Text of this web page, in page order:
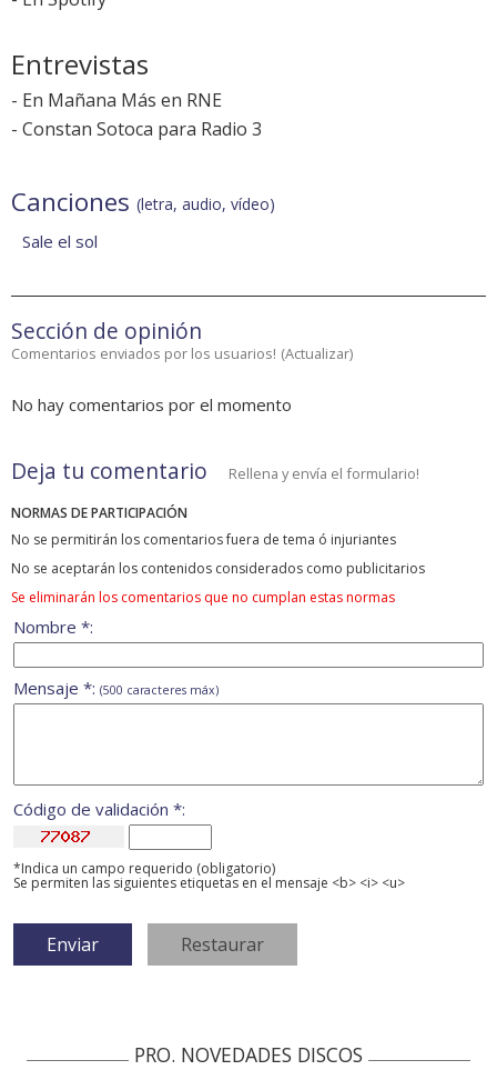
Entrevistas
- En Mañana Más en RNE
- Constan Sotoca para Radio 3
Canciones (letra, audio, vídeo)
Sale el sol
Sección de opinión
Comentarios enviados por los usuarios! (Actualizar)
No hay comentarios por el momento
Deja tu comentario Rellena y envía el formulario!
NORMAS DE PARTICIPACIÓN
No se permitirán los comentarios fuera de tema ó injuriantes
No se aceptarán los contenidos considerados como publicitarios
Se eliminarán los comentarios que no cumplan estas normas
Nombre *:
Mensaje *: (500 caracteres máx)
Código de validación *:
*Indica un campo requerido (obligatorio)
Se permiten las siguientes etiquetas en el mensaje <b> <i> <u>
PRO. NOVEDADES DISCOS